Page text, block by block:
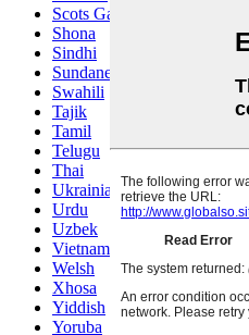
Scots Gaelic
Shona
Sindhi
Sundanese
Swahili
Tajik
Tamil
Telugu
Thai
Ukrainian
Urdu
Uzbek
Vietnamese
Welsh
Xhosa
Yiddish
Yoruba